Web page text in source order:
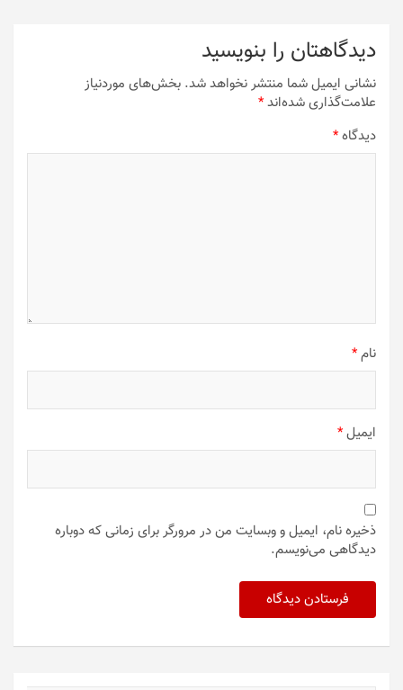
دیدگاهتان را بنویسید
نشانی ایمیل شما منتشر نخواهد شد. بخش‌های موردنیاز
علامت‌گذاری شده‌اند*
دیدگاه*
نام*
ایمیل*
ذخیره نام، ایمیل و وبسایت من در مرورگر برای زمانی که دوباره
دیدگاهی می‌نویسم.